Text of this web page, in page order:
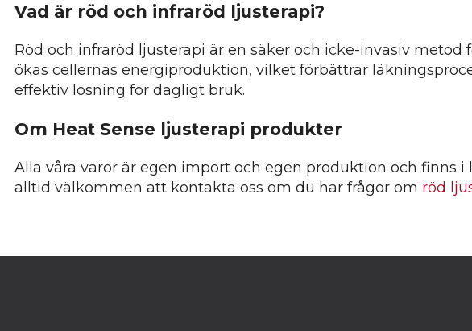
Vad är röd och infraröd ljusterapi?
Röd och infraröd ljusterapi är en säker och icke-invasiv
ökas cellernas energiproduktion, vilket förbättrar
effektiv lösning för dagligt bruk.
Om Heat Sense ljusterapi produkter
Alla våra varor är egen import och egen produktion och finns
alltid välkommen att kontakta oss om du har frågor om röd